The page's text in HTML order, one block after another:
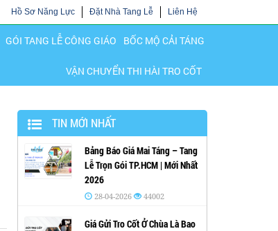
Hồ Sơ Năng Lực Đặt Nhà Tang Lễ Liên Hệ
GÓI TANG LỄ CÔNG GIÁO BỐC MỘ CẢI TÁNG
VẬN CHUYỂN THI HÀI TRO CỐT
TIN MỚI NHẤT
Bảng Báo Giá Mai Táng – Tang
Lễ Trọn Gói TP.HCM | Mới Nhất
2026
28-04-2026 44002
Giá Gửi Tro Cốt Ở Chùa Là Bao